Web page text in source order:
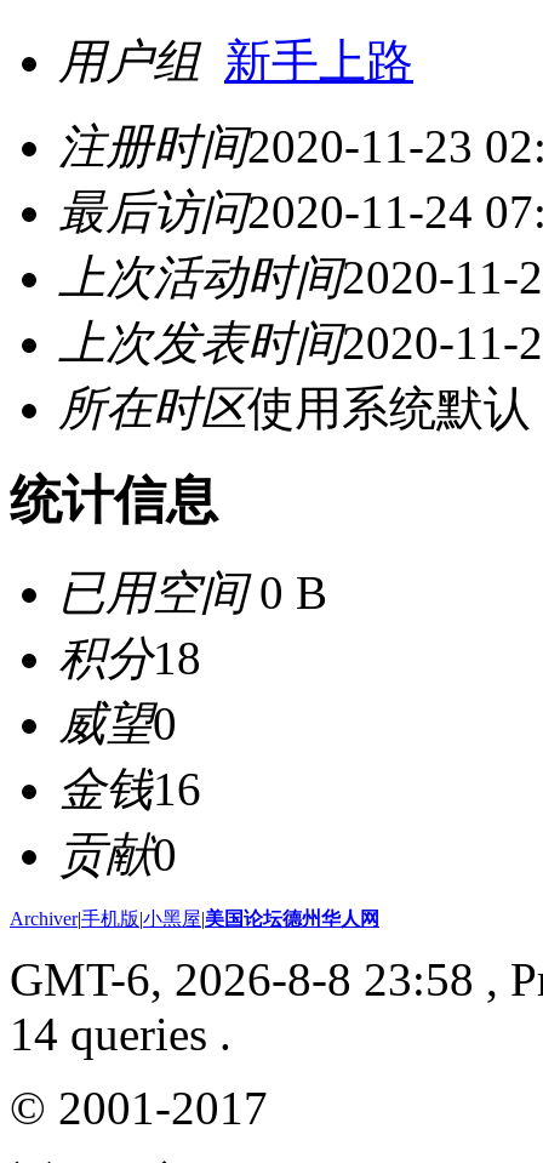
用户组 新手上路
注册时间2020-11-23
最后访问2020-11-24
上次活动时间2020-11-
上次发表时间2020-11-
所在时区使用系统默认
统计信息
已用空间0 B
积分18
威望0
金钱16
贡献0
Archiver|手机版|小黑屋|美国论坛德州华人网
GMT-6, 2026-8-8 23:58 ,
14 queries .
© 2001-2017